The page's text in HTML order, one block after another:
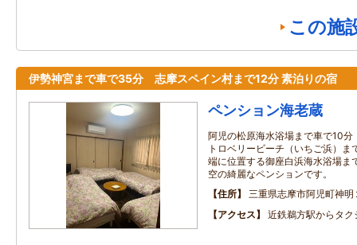
この施
伊勢神宮まで車で35分 志摩スペイン村まで12分 素泊りの宿
ペンション海老蔵
阿児の松原海水浴場まで車で10
トロベリービーチ（いちご浜）
端に位置する御座白浜海水浴場ま
空の綺麗なペンションです。
住所
三重県志摩市阿児町神明
アクセス
近鉄鵜方駅からタク